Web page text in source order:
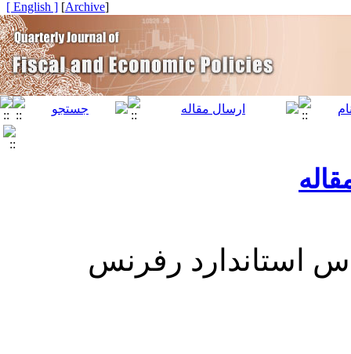
[
Archive
]
[ English ]
استاندارد رفرنس